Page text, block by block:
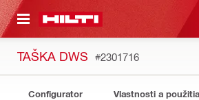
HLAVNÝ OBSAH
TAŠKA DWS #2301716
Configurator Vlastnosti a použitia